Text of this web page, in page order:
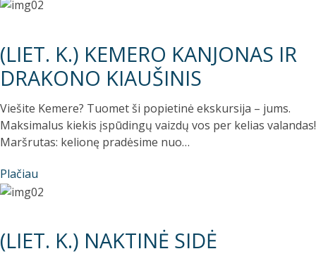
(LIET. K.) KEMERO KANJONAS IR
DRAKONO KIAUŠINIS
Viešite Kemere? Tuomet ši popietinė ekskursija – jums.
Maksimalus kiekis įspūdingų vaizdų vos per kelias valandas!
Maršrutas: kelionę pradėsime nuo…
Plačiau
(LIET. K.) NAKTINĖ SIDĖ